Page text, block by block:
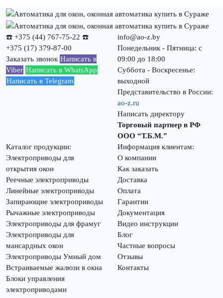
☎️ +375 (44) 767-75-22 ☎️
+375 (17) 379-87-00
Заказать звонок Написать в
Viber Написать в WhatsApp
Написать в Telegram
info@ao-z.by
Понедельник - Пятница: с
09:00 до 18:00
Суббота - Воскресенье:
выходной
Представительство в России:
ao-z.ru
Написать директору
Торговый партнер в РФ
ООО “Т.Б.М.”
Каталог продукции:
Электроприводы для
открытия окон
Реечные электроприводы
Линейные электроприводы
Запирающие электроприводы
Рычажные электроприводы
Электроприводы для фрамуг
Электроприводы для
мансардных окон
Электроприводы Умный дом
Встраиваемые жалюзи в окна
Блоки управления
электроприводами
Информация клиентам:
О компании
Как заказать
Доставка
Оплата
Гарантии
Документация
Видео инструкции
Блог
Частные вопросы
Отзывы
Контакты